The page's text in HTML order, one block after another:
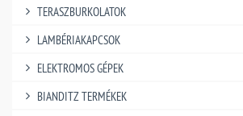
TERASZBURKOLATOK
LAMBÉRIAKAPCSOK
ELEKTROMOS GÉPEK
BIANDITZ TERMÉKEK